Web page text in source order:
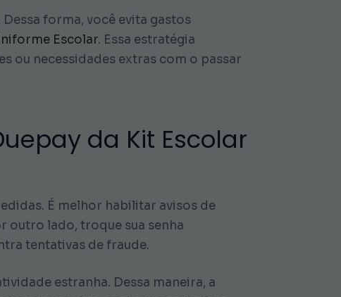
forma, você evita gastos
Escolar. Essa estratégia
ou necessidades extras com o passar
da Kit Escolar
É melhor habilitar avisos de
outro lado, troque sua senha
tentativas de fraude.
estranha. Dessa maneira, a